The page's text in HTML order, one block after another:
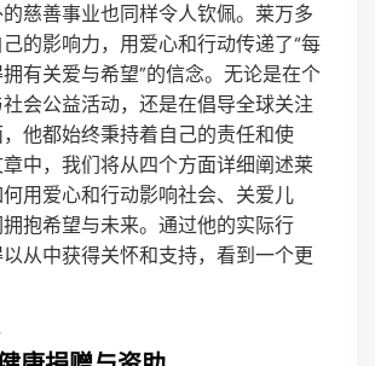
慈善事业也同样令人钦佩。莱万多
的影响力，用爱心和行动传递了“每
有关爱与希望”的信念。无论是在个
会公益活动，还是在倡导全球关注
他都始终秉持着自己的责任和使
中，我们将从四个方面详细阐述莱
用爱心和行动影响社会、关爱儿
抱希望与未来。通过他的实际行
从中获得关怀和支持，看到一个更